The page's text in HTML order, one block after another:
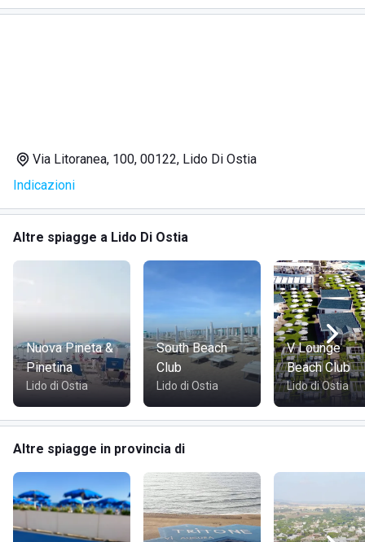
suoi ospiti. Efficienza e professionalità sono elementi
Village, offre diversi servizi, precisi e scrupolosi:
spiaggia - ombrelloni, sdraio e lettini;
bar e ristorante;
DOVE SI TROVA LA SPIAGGIA MARINE VILLAGE
Molto distante dal traffico caotico della città, la spiaggia
Marine Village si trova nel rettilineo della costa tirrenica,
nell'alto Lazio.
Via Litoranea, 100, 00122, Lido Di Ostia
Indicazioni
Altre spiagge a Lido Di Ostia
Nuova Pineta &
Pinetina
Lido di Ostia
South Beach
Club
Lido di Ostia
V Lounge
Beach Club
Lido di Ostia
Altre spiagge in provincia di